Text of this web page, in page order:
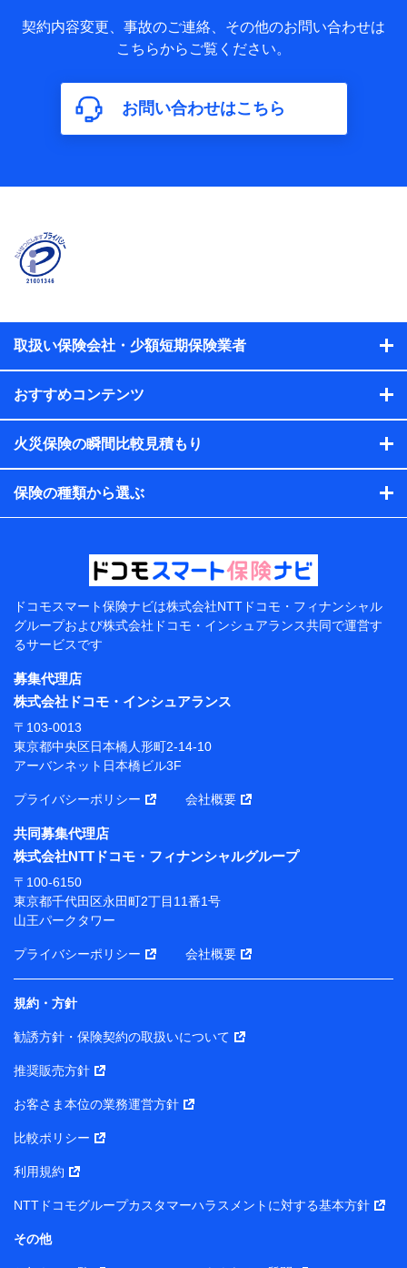
約に関する情報。例として、保険契約者及び被保険者の氏
名、住所、生年月日、性別、保険契約者と被保険者の関係、
保険加入の目的、保険商品の内容、保険料、保険料のお支払
年数などの情報、ペットの種類や年齢などの情報などが含ま
れます。
【共同して利用する者の範囲】
株式会社NTTドコモ
当社又は株式会社NTTドコモが提供する保険関連サービスに
おけるユーザ登録受付および管理のため
当社又は株式会社NTTドコモと取引のあるもしくは委託を受
れらに付帯、関連する当社、株式会社NTTドコモおよび提携
会社のサービスを案内、提供するため
析して、お客さまの趣味・嗜好・傾向に応じたサービス・商
各種セミナーの開催のため
コンサルティングサービスの実施のため
アンケートやキャンペーン等の実施のため
上記に係る案内・手続き・管理等付帯業務を行うため
当該個人データを取り扱う各共同利用者（詳細は次のと
東京都千代田区永田町2丁目11番1号 山王パークタワー
株式会社NTTドコモ 代表取締役社長 前田 義晃
東京都中央区日本橋人形町2-14-10 アーバンネット日
本橋ビル 3F
長 吉村 忠義
※ 当社および株式会社NTTドコモは、お客さまの情報
ソナルデータ憲章」に定める行動原則を順守します 。
※ パーソナルデータダッシュボードの「第三者提供の
管理」の設定状態にかかわらず、共同利用する場合があ
ります。
※ dポイントクラブ会員ではないお客さま（2019年12
月11日以降、一度もdポイントクラブ会員であったこと
がないお客さまに限る）に関する、2019年12月10日以
前に取得した個人データは、こちら の利用目的の範囲内
当社は株式会社NTTドコモ・フィナンシャルグループ
との間で、以下のとおり個人データを共同利用しま
す。
【共同して利用される利用データの項目】
当社または株式会社NTTドコモ・フィナンシャルグルー
の個人データ
基本情報
性、連絡先、dポイントサービスのご利用に関する情報。例
所、dポイント残高、dポイント利用履歴などが含まれます。
契約内容変更、事故のご連絡、その他のお問い合わせは
こちらからご覧ください。
お問い合わせはこちら
取扱い保険会社・少額短期保険業者
おすすめコンテンツ
火災保険の瞬間比較見積もり
保険の種類から選ぶ
ドコモスマート保険ナビは株式会社NTTドコモ・フィナンシャル
グループおよび株式会社ドコモ・インシュアランス共同で運営す
るサービスです
募集代理店
株式会社ドコモ・インシュアランス
〒103-0013
東京都中央区日本橋人形町2-14-10
アーバンネット日本橋ビル3F
プライバシーポリシー 会社概要
共同募集代理店
株式会社NTTドコモ・フィナンシャルグループ
〒100-6150
東京都千代田区永田町2丁目11番1号
山王パークタワー
プライバシーポリシー 会社概要
規約・方針
勧誘方針・保険契約の取扱いについて
推奨販売方針
お客さま本位の業務運営方針
比較ポリシー
利用規約
NTTドコモグループカスタマーハラスメントに対する基本方針
その他